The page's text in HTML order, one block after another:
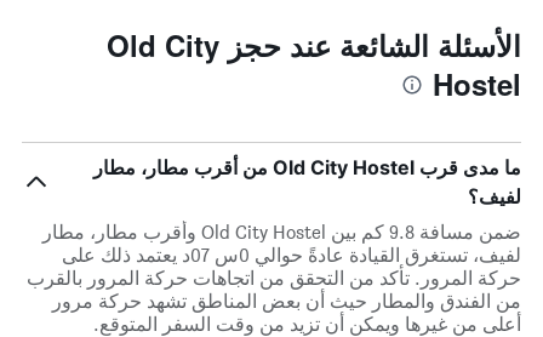
الأسئلة الشائعة عند حجز Old City
Hostel
ما مدى قرب Old City Hostel من أقرب مطار، مطار
لفيف؟
ضمن مسافة 9.8 كم بين Old City Hostel وأقرب مطار، مطار
لفيف، تستغرق القيادة عادةً حوالي 0س 07د يعتمد ذلك على
حركة المرور. تأكد من التحقق من اتجاهات حركة المرور بالقرب
من الفندق والمطار حيث أن بعض المناطق تشهد حركة مرور
أعلى من غيرها ويمكن أن تزيد من وقت السفر المتوقع.